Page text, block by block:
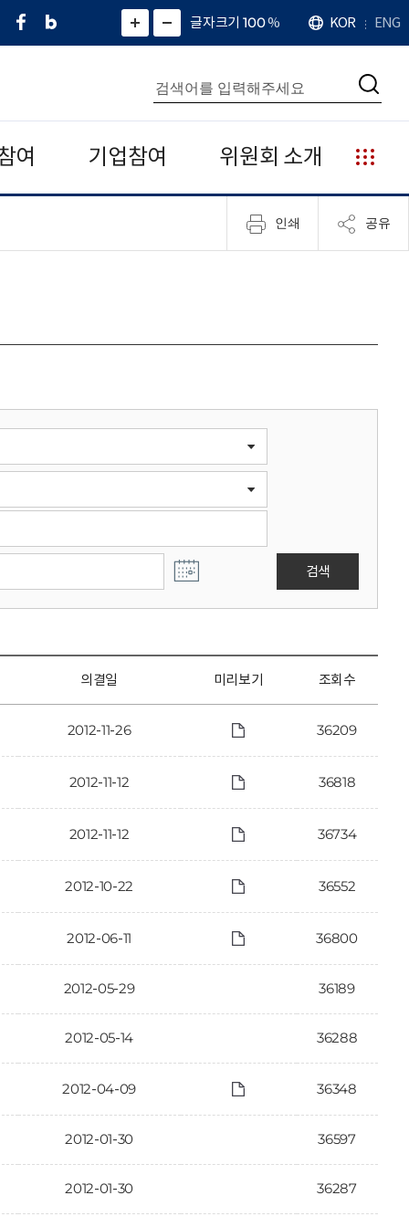
페
네
그
)
화
면
면
소
확
대
치
글자크기 100%
언
어
KOR ENG
통
합
검
색
검
여 기업참여 위원회 소개
누
리
집
안
인쇄 공유
검색
의결일 미리보기 조회수
2012-11-26 36209
2012-11-12 36818
2012-11-12 36734
2012-10-22 36552
2012-06-11 36800
2012-05-29 36189
2012-05-14 36288
2012-04-09 36348
2012-01-30 36597
2012-01-30 36287